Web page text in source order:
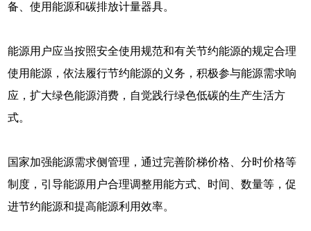
备、使用能源和碳排放计量器具。
能源用户应当按照安全使用规范和有关节约能源的规定合理
使用能源，依法履行节约能源的义务，积极参与能源需求响
应，扩大绿色能源消费，自觉践行绿色低碳的生产生活方
式。
国家加强能源需求侧管理，通过完善阶梯价格、分时价格等
制度，引导能源用户合理调整用能方式、时间、数量等，促
进节约能源和提高能源利用效率。